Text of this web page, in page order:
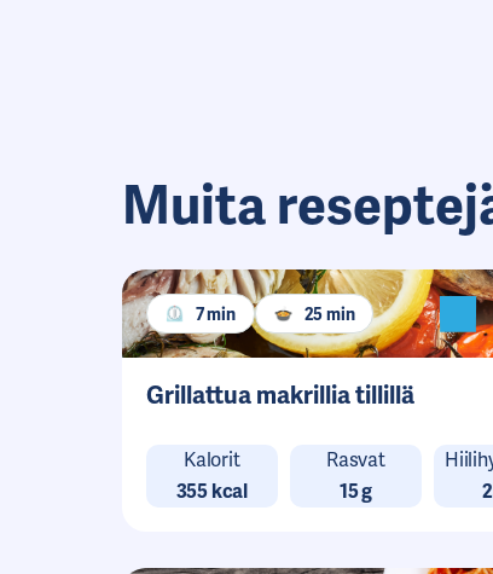
Muita
7 min 25 min
Grillattua makrillia tillillä
Kalorit
355 kcal
Rasvat
15 g